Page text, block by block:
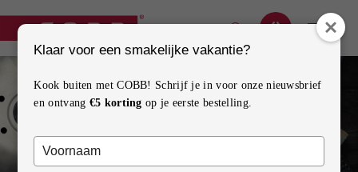
ONDERDELEN
Klaar voor een smakelijke vakantie?
Kook buiten met COBB! Schrijf je in voor onze nieuwsbrief
en ontvang €5 korting op je eerste bestelling.
Typ
je